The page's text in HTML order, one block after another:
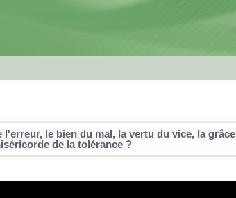
le bien du mal, la vertu du vice, la grâce
de la tolérance ?